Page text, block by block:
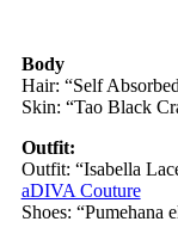
Body
Hair: “Self
Skin: “Tao Black
Outfit:
Outfit: “Isabella
aDIVA Couture
Shoes: “Pumehana